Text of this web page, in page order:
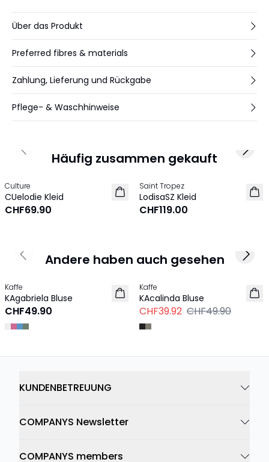
Über das Produkt
Preferred fibres & materials
Zahlung, Lieferung und Rückgabe
Pflege- & Waschhinweise
Häufig zusammen gekauft
NEU
Culture
CUelodie Kleid
CHF69.90
NEU
Saint Tropez
LodisaSZ Kleid
CHF119.00
Previous slide Next
Andere haben auch gesehen
NEU
Kaffe
KAgabriela Bluse
CHF49.90
-20%
Kaffe
KAcalinda Bluse
CHF39.92 CHF49.90
Previous slide Next
KUNDENBETREUUNG
COMPANYS Newsletter
COMPANYS members